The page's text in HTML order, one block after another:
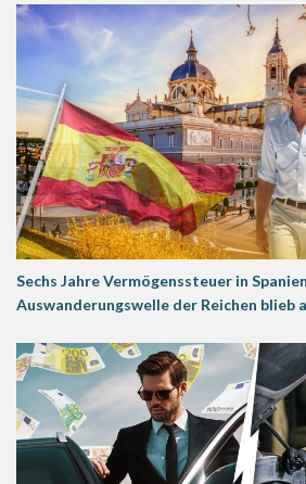
Sechs Jahre Vermögenssteuer in
Auswanderungswelle der Reichen blieb